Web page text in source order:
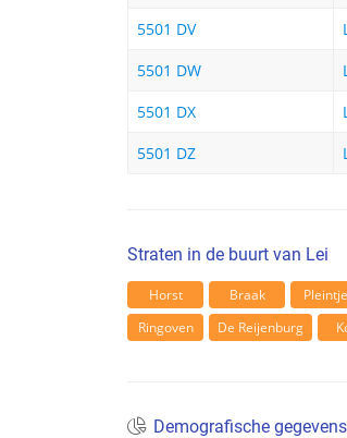
5501 DV
5501 DW
5501 DX
5501 DZ
Straten in de buurt van Lei
Horst Braak
Ringoven
De Reijenburg
Demografische